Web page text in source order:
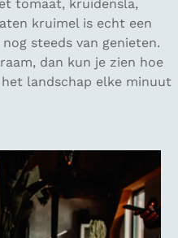
tomaat, kruidensla,
kruimel is echt een
steeds van genieten.
dan kun je zien hoe
landschap elke minuut